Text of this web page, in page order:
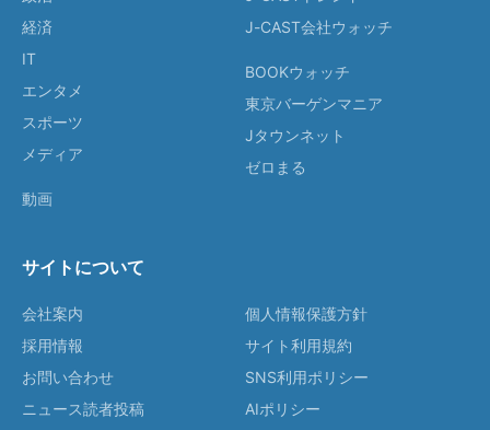
経済
IT
エンタメ
スポーツ
メディア
動画
J-CAST会社ウォッチ
BOOKウォッチ
東京バーゲンマニア
Jタウンネット
ゼロまる
サイトについて
会社案内
採用情報
お問い合わせ
ニュース読者投稿
個人情報保護方針
サイト利用規約
SNS利用ポリシー
AIポリシー